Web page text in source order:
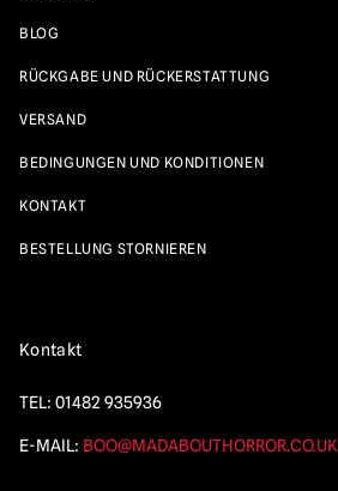
BLOG
RÜCKGABE UND RÜCKERSTATTUNG
VERSAND
BEDINGUNGEN UND KONDITIONEN
KONTAKT
BESTELLUNG STORNIEREN
Kontakt
TEL: 01482 935936
E-MAIL: BOO@MADABOUTHORROR.CO.UK